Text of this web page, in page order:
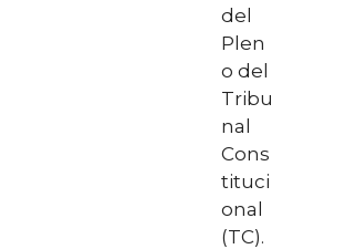
del
Plen
o del
Tribu
nal
Cons
tituci
onal
(TC).